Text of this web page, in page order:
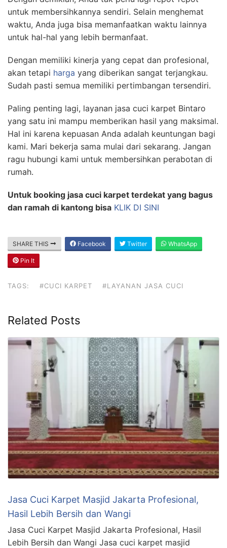
untuk membersihkannya sendiri. Selain menghemat
waktu, Anda juga bisa memanfaatkan waktu lainnya
untuk hal-hal yang lebih bermanfaat.
Dengan memiliki kinerja yang cepat dan profesional,
akan tetapi harga yang diberikan sangat terjangkau.
Sudah pasti semua memiliki pertimbangan tersendiri.
Paling penting lagi, layanan jasa cuci karpet Bintaro
yang satu ini mampu memberikan hasil yang maksimal.
Hal ini karena kepuasan Anda adalah keuntungan bagi
kami. Mari bekerja sama mulai dari sekarang. Jangan
ragu hubungi kami untuk membersihkan perabotan di
rumah.
Untuk booking jasa cuci karpet terdekat yang bagus
dan ramah di kantong bisa KLIK DI SINI
SHARE THIS Facebook Twitter WhatsApp
Pin It
TAGS: #CUCI KARPET #LAYANAN JASA CUCI
Related Posts
Jasa Cuci Karpet Masjid Jakarta Profesional,
Hasil Lebih Bersih dan Wangi
Jasa Cuci Karpet Masjid Jakarta Profesional, Hasil
Lebih Bersih dan Wangi Jasa cuci karpet masjid